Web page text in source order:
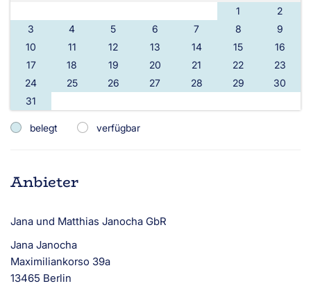
1
2
3
4 5 6 7 8
9
10
11 12 13 14 15
16
17
18 19 20 21 22
23
24
25 26 27 28 29
30
31
belegt verfügbar
Anbieter
Jana und Matthias Janocha GbR
Jana Janocha
Maximiliankorso 39a
13465 Berlin